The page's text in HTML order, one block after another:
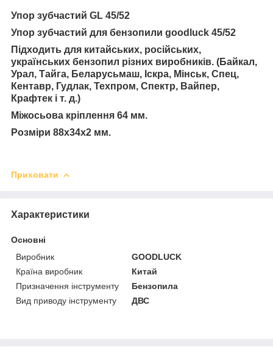
Упор зубчастий GL 45/52
Упор зубчастий для бензопили goodluck 45/52
Підходить для китайських, російських,
українських бензопил різних виробників. (Байкал,
Урал, Тайга, Беларусьмаш, Іскра, Мінськ, Спец,
Кентавр, Гудлак, Техпром, Спектр, Вайпер,
Крафтек і т. д.)
Міжосьова кріплення 64 мм.
Розміри 88х34х2 мм.
Приховати
Характеристики
Основні
Виробник
GOODLUCK
Країна виробник
Китай
Призначення інструменту
Бензопила
Вид приводу інструменту
ДВС